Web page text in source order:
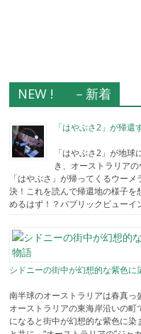
NEW ! －新着
「はやぶさ2」が帰還
「はやぶさ2」が地
き、オーストラリア
「はやぶさ」が帰ってくるウー
決！これを読んで帰還地の様子
めるはず！？パブリックビュー
シドニーの街中が幻想的な紫色
南半球のオーストラリアは春真っ
オーストラリアの東海岸沿いの
になると街中が幻想的な紫色に